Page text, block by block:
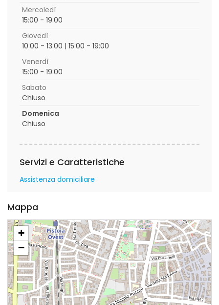
Mercoledì
15:00 - 19:00
Giovedì
10:00 - 13:00 | 15:00 - 19:00
Venerdì
15:00 - 19:00
Sabato
Chiuso
Domenica
Chiuso
Servizi e Caratteristiche
Assistenza domiciliare
Mappa
+
−